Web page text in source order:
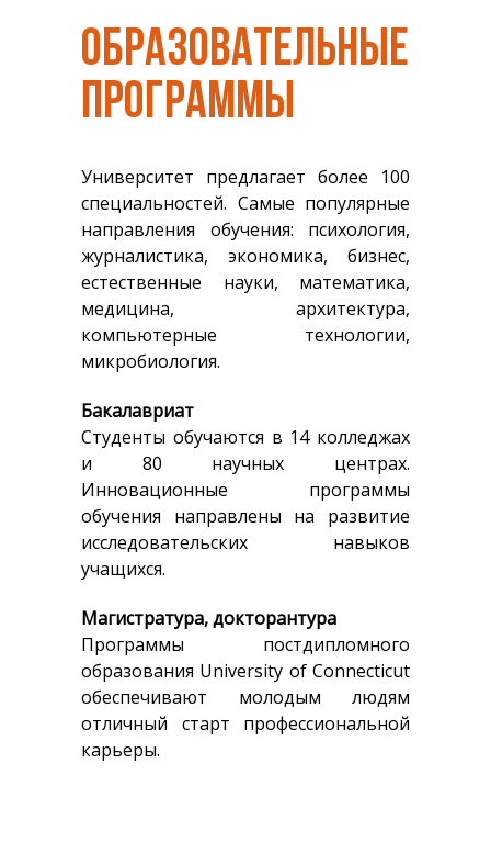
ОБРАЗОВАТЕЛЬНЫЕ
ПРОГРАММЫ
Университет предлагает более 100
специальностей. Самые популярные
направления обучения: психология,
журналистика, экономика, бизнес,
естественные науки, математика,
медицина, архитектура,
компьютерные технологии,
микробиология.
Бакалавриат
Студенты обучаются в 14 колледжах
и 80 научных центрах.
Инновационные программы
обучения направлены на развитие
исследовательских навыков
учащихся.
Магистратура, докторантура
Программы постдипломного
образования University of Connecticut
обеспечивают молодым людям
отличный старт профессиональной
карьеры.